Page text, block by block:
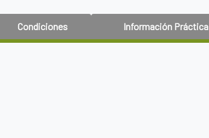
Condiciones Información Práctica